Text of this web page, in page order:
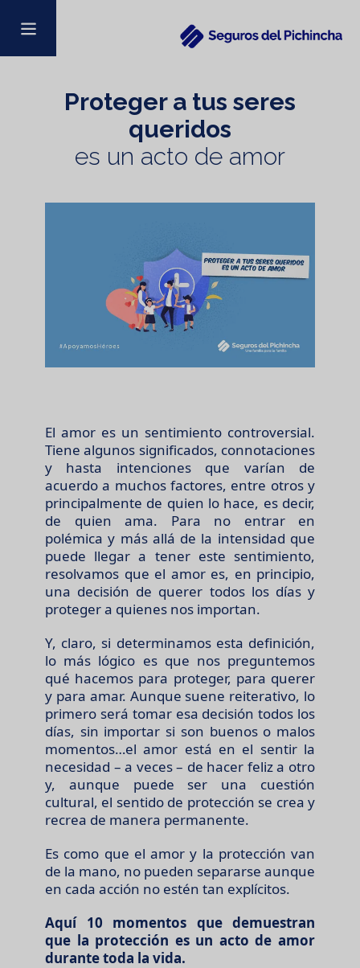
Proteger a tus seres
queridos
es un acto de amor
El amor es un sentimiento controversial.
Tiene algunos significados, connotaciones
y hasta intenciones que varían de
acuerdo a muchos factores, entre otros y
principalmente de quien lo hace, es decir,
de quien ama. Para no entrar en
polémica y más allá de la intensidad que
puede llegar a tener este sentimiento,
resolvamos que el amor es, en principio,
una decisión de querer todos los días y
proteger a quienes nos importan.
Y, claro, si determinamos esta definición,
lo más lógico es que nos preguntemos
qué hacemos para proteger, para querer
y para amar. Aunque suene reiterativo, lo
primero será tomar esa decisión todos los
días, sin importar si son buenos o malos
momentos…el amor está en el sentir la
necesidad – a veces – de hacer feliz a otro
y, aunque puede ser una cuestión
cultural, el sentido de protección se crea y
recrea de manera permanente.
Es como que el amor y la protección van
de la mano, no pueden separarse aunque
en cada acción no estén tan explícitos.
Aquí 10 momentos que demuestran
que la protección es un acto de amor
durante toda la vida.